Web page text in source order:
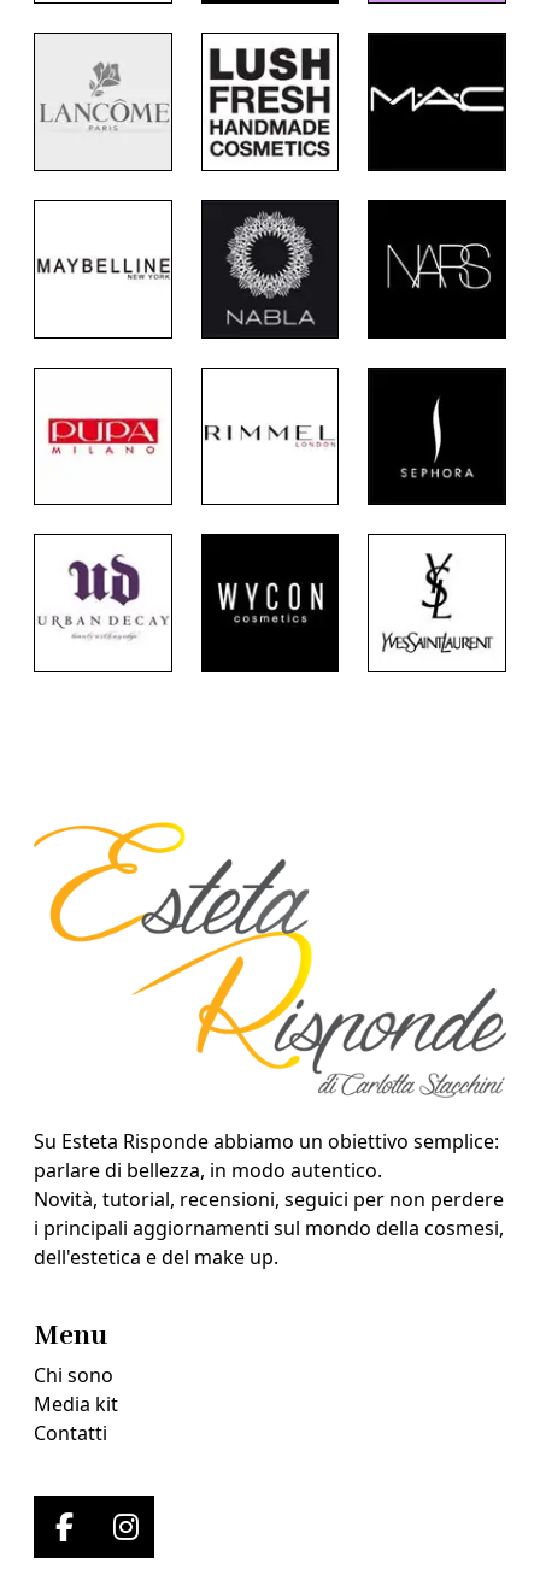
Su Esteta Risponde abbiamo un obiettivo semplice:
parlare di bellezza, in modo autentico.
Novità, tutorial, recensioni, seguici per non perdere
i principali aggiornamenti sul mondo della cosmesi,
dell'estetica e del make up.
Menu
Chi sono
Media kit
Contatti